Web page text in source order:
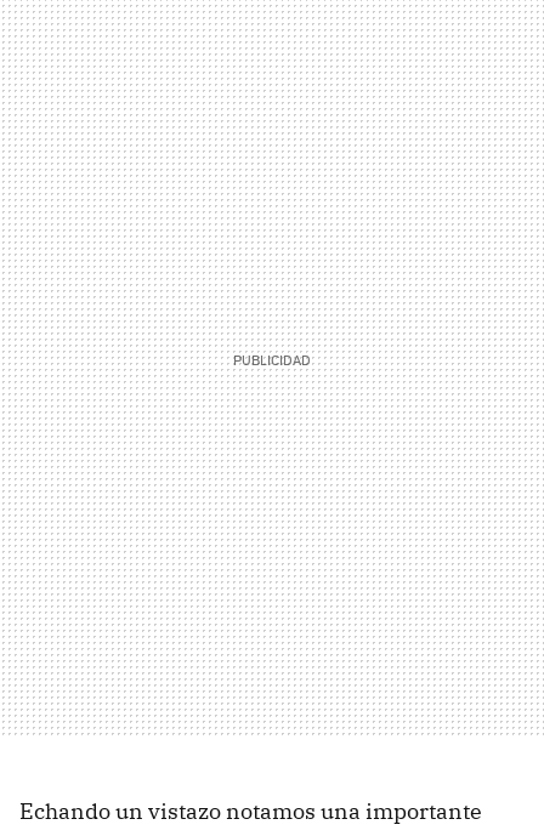
Echando un vistazo notamos una importante